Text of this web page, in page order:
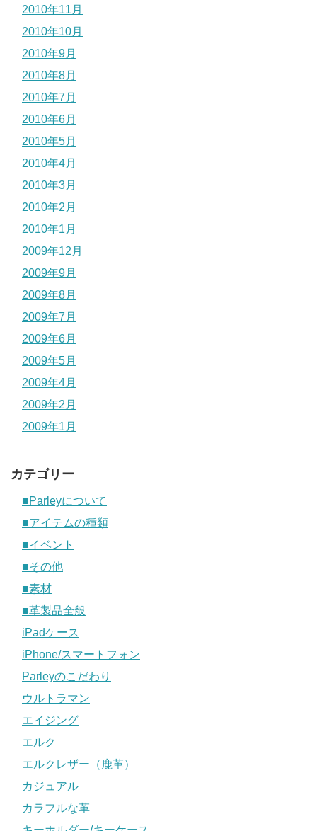
2010年11月
2010年10月
2010年9月
2010年8月
2010年7月
2010年6月
2010年5月
2010年4月
2010年3月
2010年2月
2010年1月
2009年12月
2009年9月
2009年8月
2009年7月
2009年6月
2009年5月
2009年4月
2009年2月
2009年1月
カテゴリー
■Parleyについて
■アイテムの種類
■イベント
■その他
■素材
■革製品全般
iPadケース
iPhone/スマートフォン
Parleyのこだわり
ウルトラマン
エイジング
エルク
エルクレザー（鹿革）
カジュアル
カラフルな革